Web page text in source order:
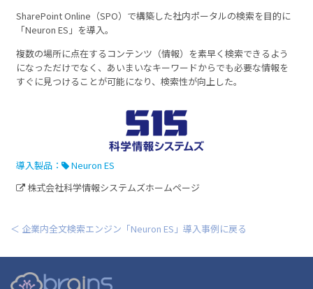
SharePoint Online（SPO）で構築した社内ポータルの検索を目的に
「Neuron ES」を導入。
複数の場所に点在するコンテンツ（情報）を素早く検索できるよう
になっただけでなく、あいまいなキーワードからでも必要な情報を
すぐに見つけることが可能になり、検索性が向上した。
導入製品：
Neuron ES
株式会社科学情報システムズホームページ
＜ 企業内全文検索エンジン「Neuron ES」導入事例に戻る